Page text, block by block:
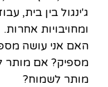
ג'ינגול בין בית,
ומחויבויות אחרות.
האם אני עושה
מספיק? אם מותר
מותר לשמוח?